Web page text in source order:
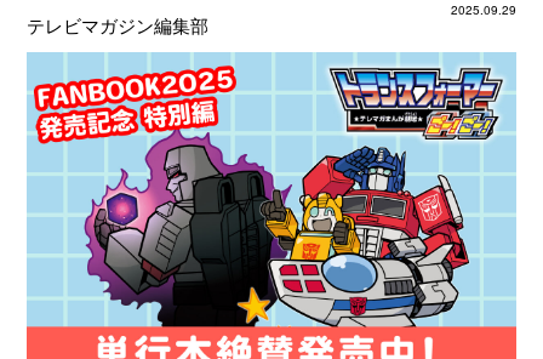
2025.09.29
テレビマガジン編集部